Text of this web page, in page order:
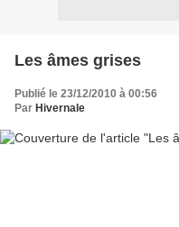
Les âmes grises
Publié le 23/12/2010 à 00:56
Par Hivernale